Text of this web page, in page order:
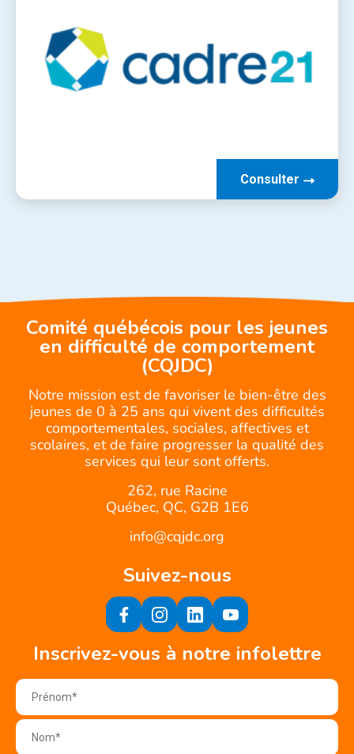
Consulter
Comité québécois pour les jeunes
en difficulté de comportement
(CQJDC)
Notre mission est de favoriser le bien-être des
jeunes de 0 à 25 ans qui vivent des difficultés
comportementales, sociales, affectives et
scolaires, et de faire progresser la qualité des
services qui leur sont offerts.
262, rue Racine
Québec, QC, G2B 1E6
info@cqjdc.org
Suivez-nous
Inscrivez-vous à notre infolettre